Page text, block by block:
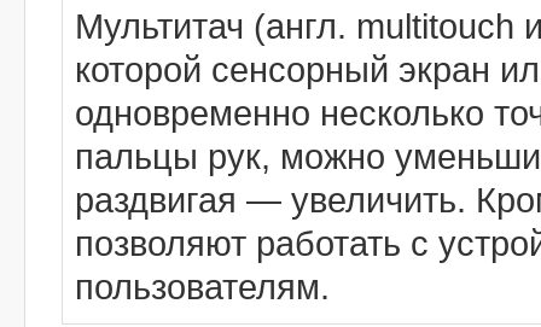
Мультитач (англ.
которой сенсорный экран
одновременно несколько
пальцы рук, можно
раздвигая — увеличить.
позволяют работать с
пользователям.